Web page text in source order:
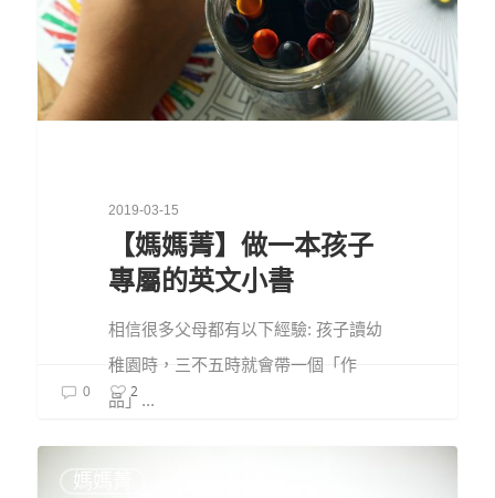
2019-03-15
【媽媽菁】做一本孩子
專屬的英文小書
相信很多父母都有以下經驗: 孩子讀幼
稚園時，三不五時就會帶一個「作
品」...
0 2
媽媽菁